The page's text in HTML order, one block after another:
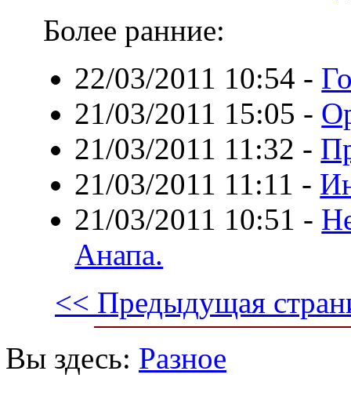
Более ранние:
22/03/2011 10:54 -
21/03/2011 15:05 -
21/03/2011 11:32 -
21/03/2011 11:11 -
21/03/2011 10:51 -
Анапа.
<< Предыдущая
Вы здесь: Разное